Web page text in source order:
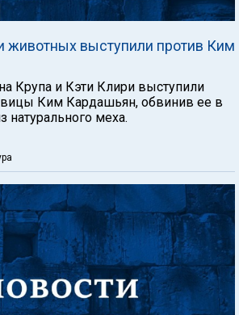
животных выступили против Ким
Крупа и Кэти Клири выступили
Ким Кардашьян, обвинив ее в
меха.